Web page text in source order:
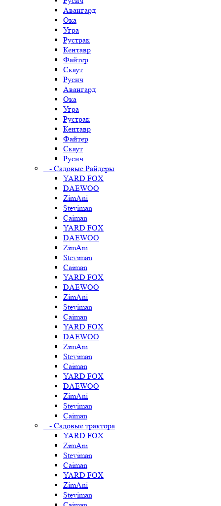
Авангард
Ока
Угра
Рустрак
Кентавр
Файтер
Скаут
Русич
Авангард
Ока
Угра
Рустрак
Кентавр
Файтер
Скаут
Русич
- Садовые Райдеры
YARD FOX
DAEWOO
ZimAni
Steviman
Caiman
YARD FOX
DAEWOO
ZimAni
Steviman
Caiman
YARD FOX
DAEWOO
ZimAni
Steviman
Caiman
YARD FOX
DAEWOO
ZimAni
Steviman
Caiman
YARD FOX
DAEWOO
ZimAni
Steviman
Caiman
- Садовые трактора
YARD FOX
ZimAni
Steviman
Caiman
YARD FOX
ZimAni
Steviman